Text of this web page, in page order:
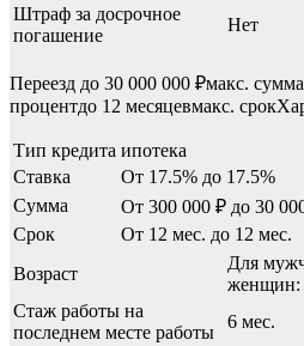
Штраф за досрочное
погашение
Нет
Переезд до 30 000 000 ₽макс.
процентдо 12 месяцевмакс.
Тип кредита ипотека
Ставка
От 17.5% до 17.5%
Сумма
От 300 000 ₽ до 30
Срок
От 12 мес. до 12 мес.
Возраст
Для
женщин:
Стаж работы на
последнем месте работы
6 мес.